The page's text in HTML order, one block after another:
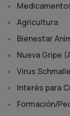
Agricultura
Bienestar
Nueva Gripe
Virus
Interés para
Formación/